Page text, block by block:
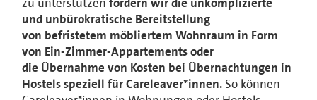
und unbürokratische Bereitstellung
von befristetem möbliertem Wohnraum in Form
von Ein-Zimmer-Appartements oder
die Übernahme von Kosten bei Übernachtungen in
Hostels speziell für Careleaver*innen. So können